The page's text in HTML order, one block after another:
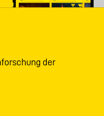
der